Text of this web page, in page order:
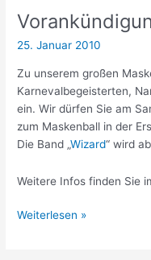
25. Januar 2010
Zu unserem großen
Karnevalbegeisterten,
ein. Wir dürfen Sie am
zum Maskenball in der
Die Band „Wizard“ wird
Weitere Infos finden Sie
Vorankündigung
Weiterlesen »